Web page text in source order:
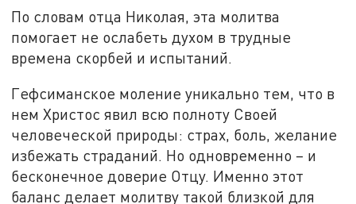
По словам отца Николая, эта молитва
помогает не ослабеть духом в трудные
времена скорбей и испытаний.
Гефсиманское моление уникально тем, что в
нем Христос явил всю полноту Своей
человеческой природы: страх, боль, желание
избежать страданий. Но одновременно – и
бесконечное доверие Отцу. Именно этот
баланс делает молитву такой близкой для